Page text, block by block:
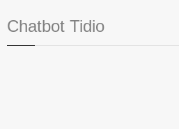
Chatbot Tidio